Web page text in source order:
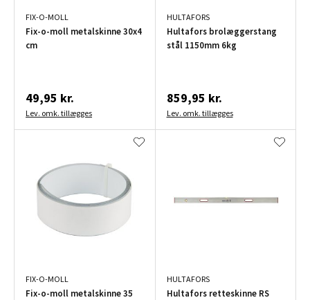
FIX-O-MOLL
Fix-o-moll metalskinne 30x4
cm
49,95 kr.
Lev. omk. tillægges
HULTAFORS
Hultafors brolæggerstang
stål 1150mm 6kg
859,95 kr.
Lev. omk. tillægges
FIX-O-MOLL
Fix-o-moll metalskinne 35
HULTAFORS
Hultafors retteskinne RS